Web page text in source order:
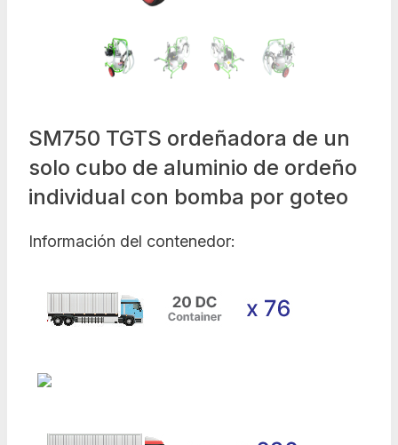
SM750 TGTS ordeñadora de un
solo cubo de aluminio de ordeño
individual con bomba por goteo
Información del contenedor: